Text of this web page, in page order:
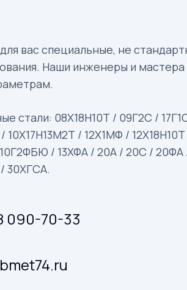
вас специальные, не
Наши инженеры и
стали: 08Х18Н10Т / 09Г2С /
10Х17Н13М2Т / 12Х1МФ /
/ 13ХФА / 20А / 20С / 20ФА
30ХГСА.
090-70-33